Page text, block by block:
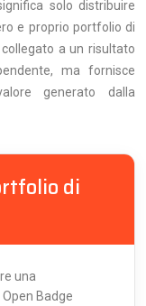
solo distribuire
e proprio portfolio di
a un risultato
ma fornisce
generato dalla
di
una
Badge